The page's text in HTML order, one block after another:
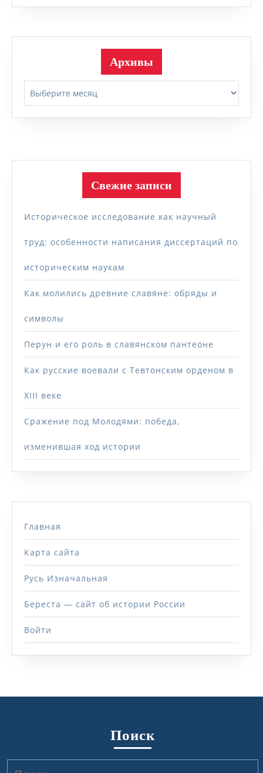
Архивы
Свежие записи
Историческое исследование как научный
труд: особенности написания диссертаций по
историческим наукам
Как молились древние славяне: обряды и
символы
Перун и его роль в славянском пантеоне
Как русские воевали с Тевтонским орденом в
XIII веке
Сражение под Молодями: победа,
изменившая ход истории
Главная
Карта сайта
Русь Изначальная
Береста — сайт об истории России
Войти
Поиск